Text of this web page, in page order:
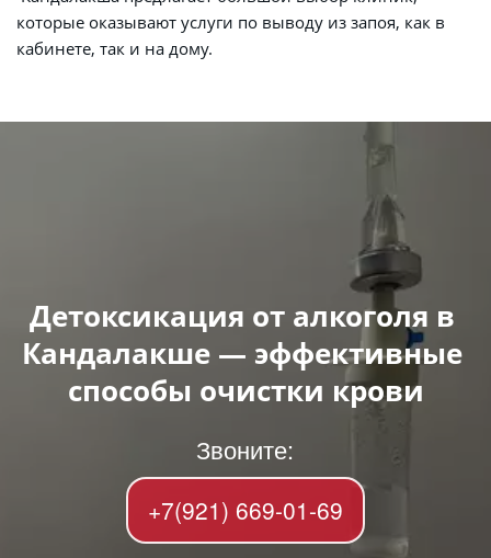
которые оказывают услуги по выводу из запоя, как в
кабинете, так и на дому.
Детоксикация от алкоголя в
Кандалакше — эффективные
способы очистки крови
Звоните:
+7(921) 669-01-69